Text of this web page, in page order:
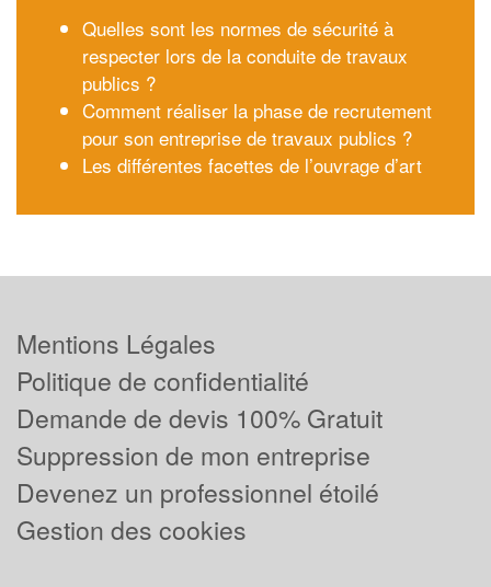
Quelles sont les normes de sécurité à
respecter lors de la conduite de travaux
publics ?
Comment réaliser la phase de recrutement
pour son entreprise de travaux publics ?
Les différentes facettes de l’ouvrage d’art
Mentions Légales
Politique de confidentialité
Demande de devis 100% Gratuit
Suppression de mon entreprise
Devenez un professionnel étoilé
Gestion des cookies